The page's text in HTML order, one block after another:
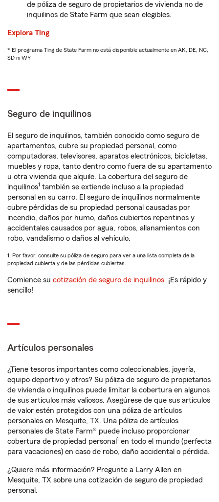
de póliza de seguro de propietarios de vivienda no de
inquilinos de State Farm que sean elegibles.
Explora Ting
* El programa Ting de State Farm no está disponible actualmente en AK, DE, NC,
SD ni WY
Seguro de inquilinos
El seguro de inquilinos, también conocido como seguro de
apartamentos, cubre su propiedad personal, como
computadoras, televisores, aparatos electrónicos, bicicletas,
muebles y ropa, tanto dentro como fuera de su apartamento
u otra vivienda que alquile. La cobertura del seguro de
inquilinos1 también se extiende incluso a la propiedad
personal en su carro. El seguro de inquilinos normalmente
cubre pérdidas de su propiedad personal causadas por
incendio, daños por humo, daños cubiertos repentinos y
accidentales causados por agua, robos, allanamientos con
robo, vandalismo o daños al vehículo.
1. Por favor, consulte su póliza de seguro para ver a una lista completa de la
propiedad cubierta y de las pérdidas cubiertas.
Comience su cotización de seguro de inquilinos. ¡Es rápido y
sencillo!
Artículos personales
¿Tiene tesoros importantes como coleccionables, joyería,
equipo deportivo y otros? Su póliza de seguro de propietarios
de vivienda o inquilinos puede limitar la cobertura en algunos
de sus artículos más valiosos. Asegúrese de que sus artículos
de valor estén protegidos con una póliza de artículos
personales en Mesquite, TX. Una póliza de artículos
personales de State Farm® puede incluso proporcionar
cobertura de propiedad personal 1 en todo el mundo (perfecta
para vacaciones) en caso de robo, daño accidental o pérdida.
¿Quiere más información? Pregunte a Larry Allen en
Mesquite, TX sobre una cotización de seguro de propiedad
personal.